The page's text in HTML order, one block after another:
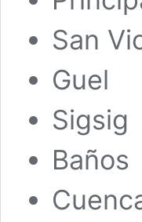
San
Guel
Sigsig
Baños